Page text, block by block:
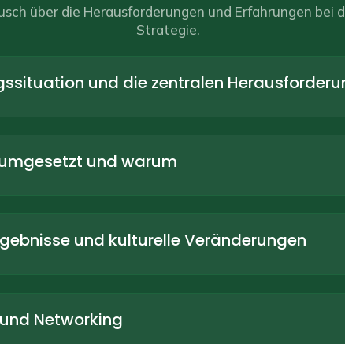
über die Herausforderungen und Erfahrungen bei
Strategie.
und die zentralen
und warum
und kulturelle Veränderungen
Networking